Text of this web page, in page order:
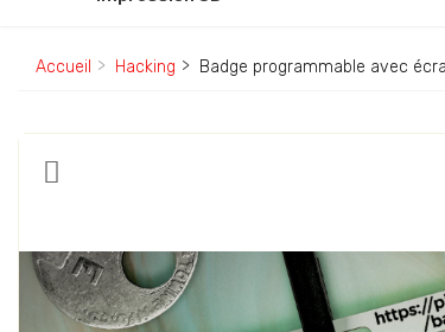
Accueil Hacking Badge programmable avec